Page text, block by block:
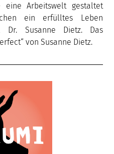
Arbeitswelt gestaltet
ein erfülltes Leben
Dr. Susanne Dietz. Das
von Susanne Dietz.